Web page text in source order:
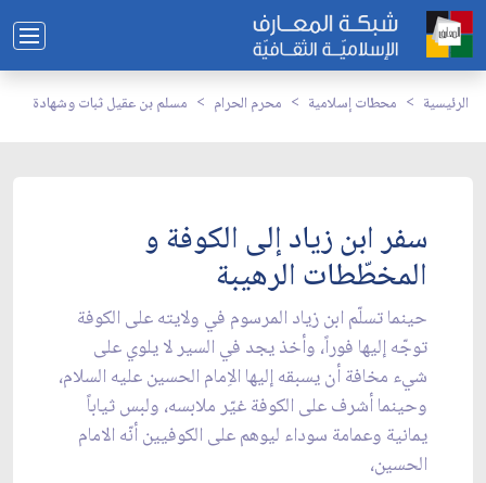
الرئيسية محطات إسلامية محرم الحرام مسلم بن عقيل ثبات وشهادة
سفر ابن زياد إلى الكوفة و
المخطّطات الرهيبة
حينما تسلّم ابن زياد المرسوم في ولايته على الكوفة
توجّه إليها فوراً، وأخذ يجد في السير لا يلوي على
شيء مخافة أن يسبقه إليها الاِمام الحسين عليه السلام،
وحينما أشرف على الكوفة غيّر ملابسه، ولبس ثياباً
يمانية وعمامة سوداء ليوهم على الكوفيين أنّه الامام
الحسين،